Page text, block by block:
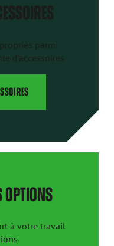
parmi
d’accessoires
OPTIONS
à votre travail